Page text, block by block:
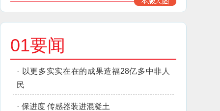
01要闻
· 以更多实实在在的成果造福28亿多中非人
民
· 保进度 传感器装进混凝土